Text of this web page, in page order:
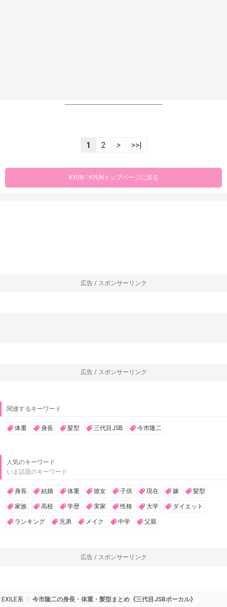
----------------------------------------------------------------
1 2 > >>|
KYUN♡KYUNトップページに戻る
広告 / スポンサーリンク
広告 / スポンサーリンク
関連するキーワード
体重 身長 髪型 三代目JSB 今市隆二
人気のキーワード
いま話題のキーワード
身長 結婚 体重 彼女 子供 現在 嫁 髪型
家族 高校 学歴 実家 性格 大学 ダイエット
ランキング 兄弟 メイク 中学 父親
広告 / スポンサーリンク
EXILE系 今市隆二の身長・体重・髪型まとめ《三代目JSBボーカル》